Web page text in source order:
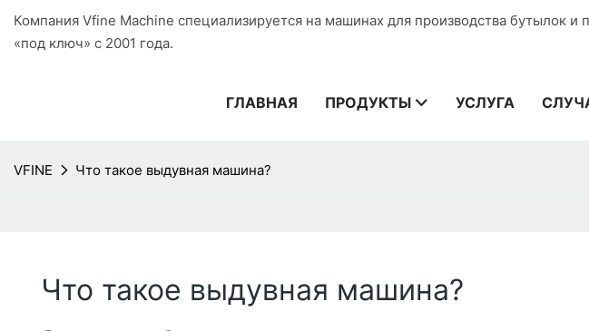
Компания Vfine Machine специализируется на машинах для производства бутылок и
«под ключ» с 2001 года.
ГЛАВНАЯ ПРОДУКТЫ УСЛУГА
VFINE Что такое выдувная машина?
Что такое выдувная машина?